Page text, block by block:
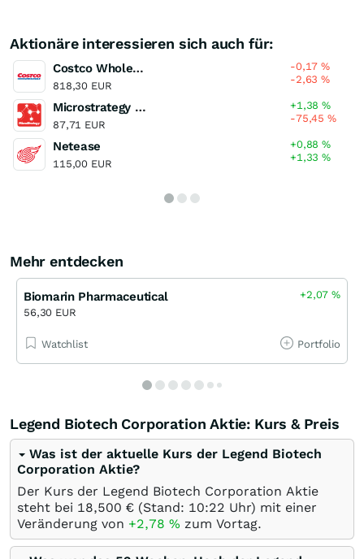
Aktionäre interessieren sich auch für:
Costco Wholesale
818,30 EUR
-0,17%
-2,63%
Microstrategy (Doing business Strategy) (A)
87,71 EUR
+1,38%
-75,45%
Netease
115,00 EUR
+0,88%
+1,33%
Mehr entdecken
Biomarin Pharmaceutical
56,30 EUR
+2,07%
Watchlist Portfolio
Legend Biotech Corporation Aktie: Kurs & Preis
Was ist der aktuelle Kurs der Legend Biotech
Corporation Aktie?
Der Kurs der Legend Biotech Corporation Aktie
steht bei 18,500 € (Stand: 10:22 Uhr) mit einer
Veränderung von +2,78 % zum Vortag.